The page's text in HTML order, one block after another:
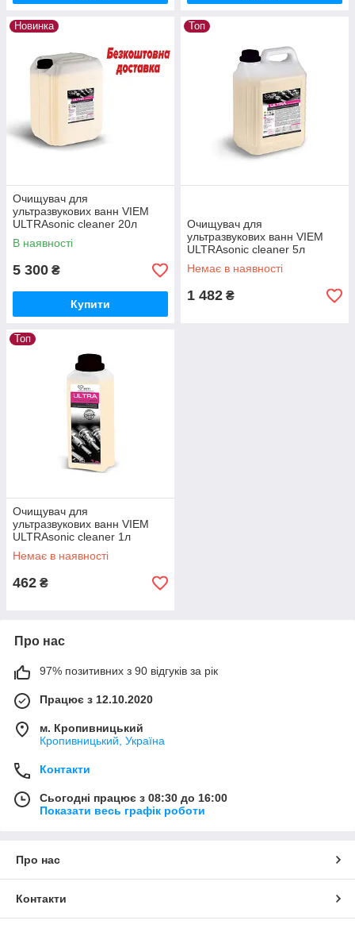
Новинка
Очищувач для
ультразвукових ванн VIEM
ULTRAsonic cleaner 20л
В наявності
5 300 ₴
Купити
Топ
Очищувач для
ультразвукових ванн VIEM
ULTRAsonic cleaner 5л
Немає в наявності
1 482 ₴
Топ
Очищувач для
ультразвукових ванн VIEM
ULTRAsonic cleaner 1л
Немає в наявності
462 ₴
Про нас
97% позитивних з 90 відгуків за рік
Працює з 12.10.2020
м. Кропивницький
Кропивницький, Україна
Контакти
Сьогодні працює з 08:30 до 16:00
Показати весь графік роботи
Про нас
Контакти